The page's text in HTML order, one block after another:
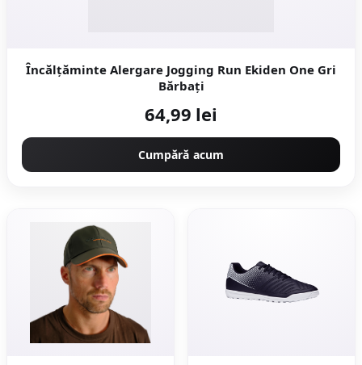
Încălțăminte Alergare Jogging Run Ekiden One Gri
Bărbați
64,99 lei
Cumpără acum